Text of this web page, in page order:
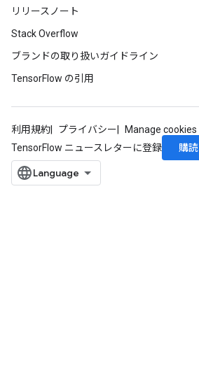
リリースノート
Stack Overflow
ブランドの取り扱いガイドライン
TensorFlow の引用
利用規約 プライバシー
Manage cookies
TensorFlow ニュースレターに登録
購読